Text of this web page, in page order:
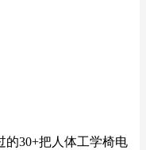
的30+把人体工学椅电